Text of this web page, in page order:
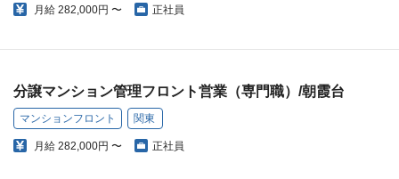
月給 282,000円 〜 正社員
分譲マンション管理フロント営業（専門職）/朝霞台
マンションフロント 関東
月給 282,000円 〜 正社員